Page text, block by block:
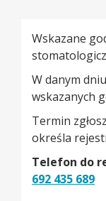
Wskazane
W danym
wskazanych
Termin
określa
Telefon do
692 435 689